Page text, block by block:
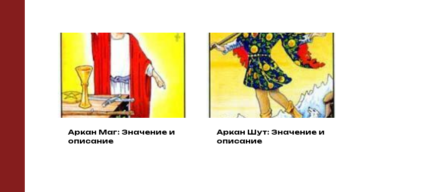
ЮНГИАНСКИЙ АНАЛИЗ КАРТЫ С ПОМОЩЬЮ ИИ
Аркан Маг: Значение и
описание
Аркан Шут: Значение и
описание